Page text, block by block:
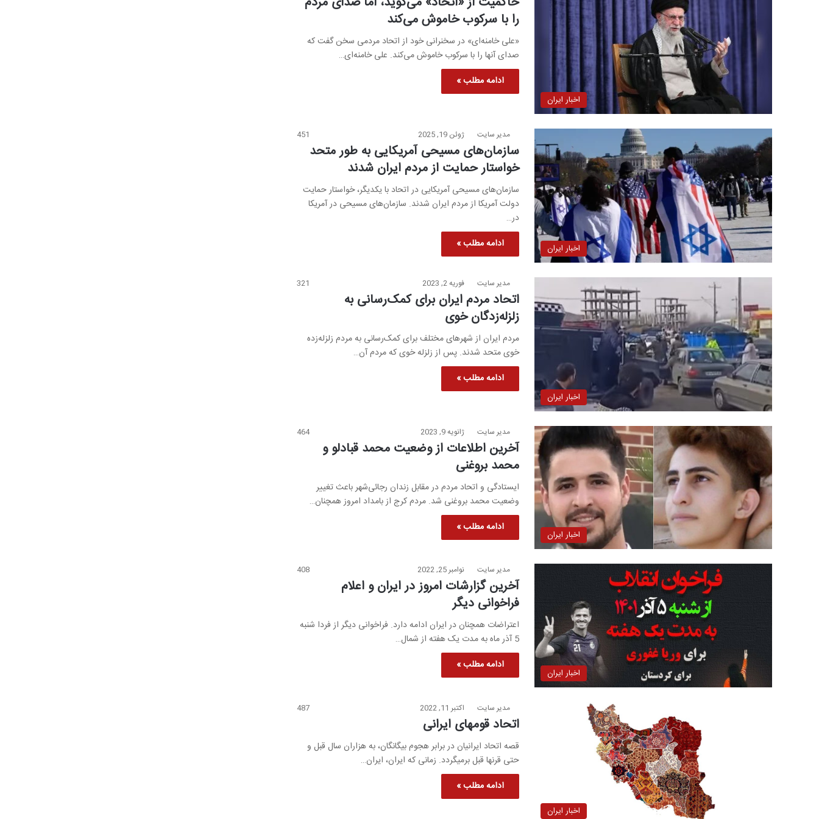
اخبار ایران
را با سرکوب خاموش می‌کند
«علی خامنه‌ای» در سخنرانی خود از اتحاد مردمی سخن گفت که
صدای آنها را با سرکوب خاموش می‌کند. علی خامنه‌ای…
ادامه مطلب »
اخبار ایران
مدیر سایت ژوئن 19, 2025 451
سازمان‌های مسیحی آمریکایی به طور متحد
خواستار حمایت از مردم ایران شدند
سازمان‌های مسیحی آمریکایی در اتحاد با یکدیگر، خواستار حمایت
دولت آمریکا از مردم ایران شدند. سازمان‌های مسیحی در آمریکا
در…
ادامه مطلب »
اخبار ایران
مدیر سایت فوریه 2, 2023 321
اتحاد مردم ایران برای کمک‌رسانی به
زلزله‌زدگان خوی
مردم ایران از شهرهای مختلف برای کمک‌رسانی به مردم زلزله‌زده
خوی متحد شدند. پس از زلزله خوی که مردم آن…
ادامه مطلب »
اخبار ایران
مدیر سایت ژانویه 9, 2023 464
آخرین اطلاعات از وضعیت محمد قبادلو و
محمد بروغنی
ایستادگی و اتحاد مردم در مقابل زندان رجائی‌شهر باعث تغییر
وضعیت محمد بروغنی شد. مردم کرج از بامداد امروز همچنان…
ادامه مطلب »
اخبار ایران
مدیر سایت نوامبر 25, 2022 408
آخرین گزارشات امروز در ایران و اعلام
فراخوانی دیگر
اعتراضات همچنان در ایران ادامه دارد. فراخوانی دیگر از فردا شنبه
5 آذر ماه به مدت یک هفته از شمال…
ادامه مطلب »
اخبار ایران
مدیر سایت اکتبر 11, 2022 487
اتحاد قومهای ایرانی
قصه اتحاد ایرانیان در برابر هجوم بیگانگان، به هزاران سال قبل و
حتی قرنها قبل برمیگردد. زمانی که ایران، ایران…
ادامه مطلب »